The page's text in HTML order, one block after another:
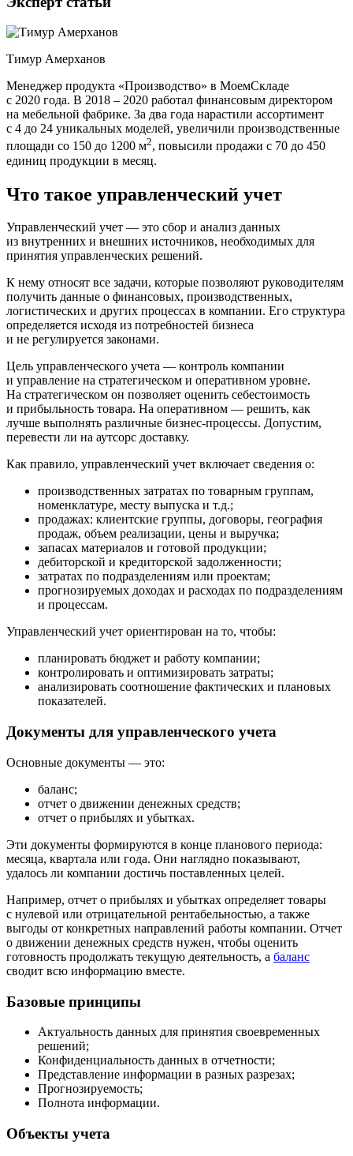
Тимур Амерханов
Менеджер продукта «Производство» в МоемСкладе
с 2020 года. В 2018 – 2020 работал финансовым директором
на мебельной фабрике. За два года нарастили ассортимент
с 4 до 24 уникальных моделей, увеличили производственные
площади со 150 до 1200 м2, повысили продажи с 70 до 450
единиц продукции в месяц.
Что такое управленческий учет
Управленческий учет — это сбор и анализ данных
из внутренних и внешних источников, необходимых для
принятия управленческих решений.
К нему относят все задачи, которые позволяют руководителям
получить данные о финансовых, производственных,
логистических и других процессах в компании. Его структура
определяется исходя из потребностей бизнеса
и не регулируется законами.
Цель управленческого учета — контроль компании
и управление на стратегическом и оперативном уровне.
На стратегическом он позволяет оценить себестоимость
и прибыльность товара. На оперативном — решить, как
лучше выполнять различные бизнес-процессы. Допустим,
перевести ли на аутсорс доставку.
Как правило, управленческий учет включает сведения о:
производственных затратах по товарным группам,
номенклатуре, месту выпуска и т.д.;
продажах: клиентские группы, договоры, география
продаж, объем реализации, цены и выручка;
запасах материалов и готовой продукции;
дебиторской и кредиторской задолженности;
затратах по подразделениям или проектам;
прогнозируемых доходах и расходах по подразделениям
и процессам.
Управленческий учет ориентирован на то, чтобы:
планировать бюджет и работу компании;
контролировать и оптимизировать затраты;
анализировать соотношение фактических и плановых
показателей.
Документы для управленческого учета
Основные документы — это:
баланс;
отчет о движении денежных средств;
отчет о прибылях и убытках.
Эти документы формируются в конце планового периода:
месяца, квартала или года. Они наглядно показывают,
удалось ли компании достичь поставленных целей.
Например, отчет о прибылях и убытках определяет товары
с нулевой или отрицательной рентабельностью, а также
выгоды от конкретных направлений работы компании. Отчет
о движении денежных средств нужен, чтобы оценить
готовность продолжать текущую деятельность, а баланс
сводит всю информацию вместе.
Базовые принципы
Актуальность данных для принятия своевременных
решений;
Конфиденциальность данных в отчетности;
Представление информации в разных разрезах;
Прогнозируемость;
Полнота информации.
Объекты учета